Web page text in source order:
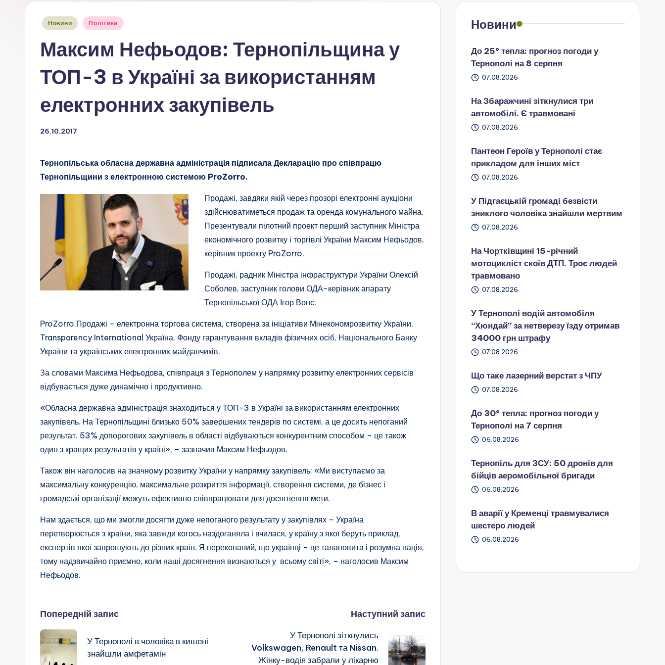
Опубліковано
Новини Політика
Максим Нефьодов: Тернопільщина у
ТОП-3 в Україні за використанням
електронних закупівель
26.10.2017
Тернопільська обласна державна адміністрація підписала Декларацію про співпрацю
Тернопільщини з електронною системою ProZorro.
Продажі, завдяки якій через прозорі електронні аукціони
здійснюватиметься продаж та оренда комунального майна.
Презентували пілотний проект перший заступник Міністра
економічного розвитку і торгівлі України Максим Нефьодов,
керівник проекту ProZorro.
Продажі, радник Міністра інфраструктури України Олексій
Соболев, заступник голови ОДА-керівник апарату
Тернопільської ОДА Ігор Вонс.
ProZorro.Продажі – електронна торгова система, створена за ініціативи Мінекономрозвитку України,
Transparency International Україна, Фонду гарантування вкладів фізичних осіб, Національного Банку
України та українських електронних майданчиків.
За словами Максима Нефьодова, співпраця з Тернополем у напрямку розвитку електронних сервісів
відбувається дуже динамічно і продуктивно.
«Обласна державна адміністрація знаходиться у ТОП-3 в Україні за використанням електронних
закупівель. На Тернопільщині близько 50% завершених тендерів по системі, а це досить непоганий
результат. 53% допорогових закупівель в області відбуваються конкурентним способом – це також
один з кращих результатів у країні», – зазначив Максим Нефьодов.
Також він наголосив на значному розвитку України у напрямку закупівель: «Ми виступаємо за
максимальну конкуренцію, максимальне розкриття інформації, створення системи, де бізнес і
громадські організації можуть ефективно співпрацювати для досягнення мети.
Нам здається, що ми змогли досягти дуже непоганого результату у закупівлях – Україна
перетворюється з країни, яка завжди когось наздоганяла і вчилася, у країну з якої беруть приклад,
експертів якої запрошують до різних країн. Я переконаний, що українці – це талановита і розумна нація,
тому надзвичайно приємно, коли наші досягнення визнаються у всьому світі», – наголосив Максим
Нефьодов.
Навігація
по
Попередній запис
У Тернополі в чоловіка в кишені
знайшли амфетамін
Наступний запис
У Тернополі зіткнулись
Volkswagen, Renault та Nissan.
Жінку-водія забрали у лікарню
Новини
До 25° тепла: прогноз погоди у
Тернополі на 8 серпня
07.08.2026
На Збаражчині зіткнулися три
автомобілі. Є травмовані
07.08.2026
Пантеон Героїв у Тернополі стає
прикладом для інших міст
07.08.2026
У Підгаєцькій громаді безвісти
зниклого чоловіка знайшли мертвим
07.08.2026
На Чортківщині 15-річний
мотоцикліст скоїв ДТП. Троє людей
травмовано
07.08.2026
У Тернополі водій автомобіля
“Хюндай” за нетверезу їзду отримав
34000 грн штрафу
07.08.2026
Що таке лазерний верстат з ЧПУ
07.08.2026
До 30° тепла: прогноз погоди у
Тернополі на 7 серпня
06.08.2026
Тернопіль для ЗСУ: 50 дронів для
бійців аеромобільної бригади
06.08.2026
В аварії у Кременці травмувалися
шестеро людей
06.08.2026